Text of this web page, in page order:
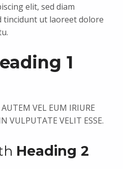
elit, sed diam
tincidunt ut laoreet dolore
1
VEL EUM IRIURE
VULPUTATE VELIT ESSE.
Heading 2